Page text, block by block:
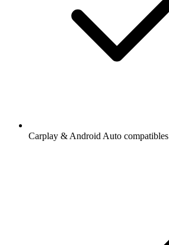
Carplay & Android Auto compatibles